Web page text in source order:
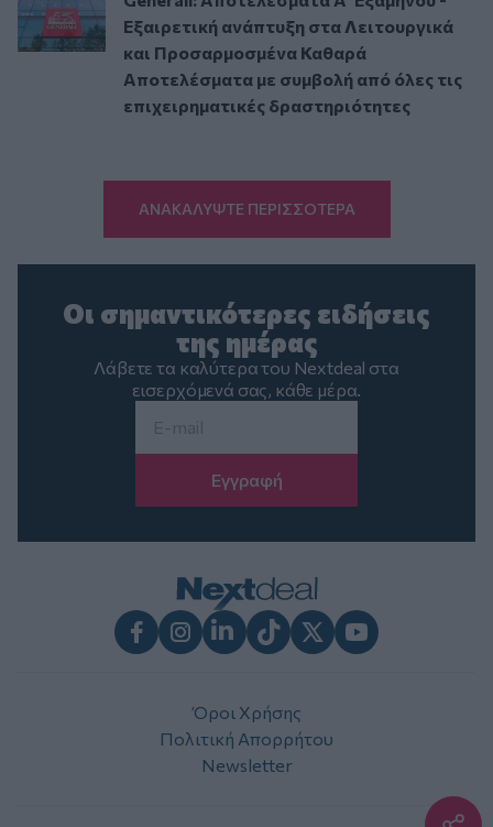
Εξαιρετική ανάπτυξη στα Λειτουργικά
και Προσαρμοσμένα Καθαρά
Αποτελέσματα με συμβολή από όλες τις
επιχειρηματικές δραστηριότητες
ΑΝΑΚΑΛΥΨΤΕ ΠΕΡΙΣΣΟΤΕΡΑ
Οι σημαντικότερες ειδήσεις
της ημέρας
Λάβετε τα καλύτερα του Nextdeal στα
εισερχόμενά σας, κάθε μέρα.
Όροι Χρήσης
Πολιτική Απορρήτου
Newsletter